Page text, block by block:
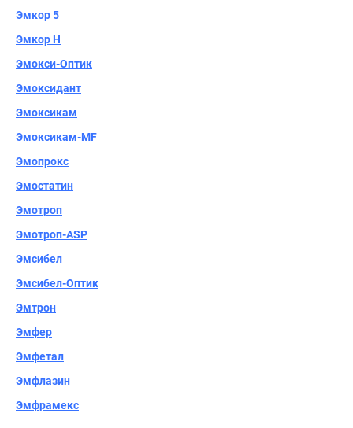
Эмкор 5
Эмкор Н
Эмокси-Оптик
Эмоксидант
Эмоксикам
Эмоксикам-MF
Эмопрокс
Эмостатин
Эмотроп
Эмотроп-ASP
Эмсибел
Эмсибел-Оптик
Эмтрон
Эмфер
Эмфетал
Эмфлазин
Эмфрамекс